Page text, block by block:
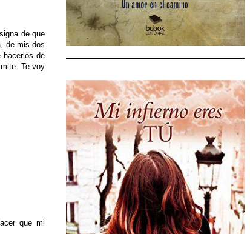
de que
de mis dos
hacerlos de
Te voy
que mi